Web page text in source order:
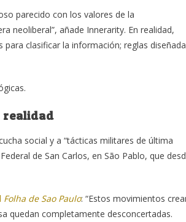
parecido con los valores de la
neoliberal”, añade Innerarity. En realidad,
clasificar la información; reglas
realidad
social y a “tácticas militares de última
de San Carlos, en São Pablo, que
Folha de Sao Paulo: “Estos movimientos
quedan completamente desconcertadas.